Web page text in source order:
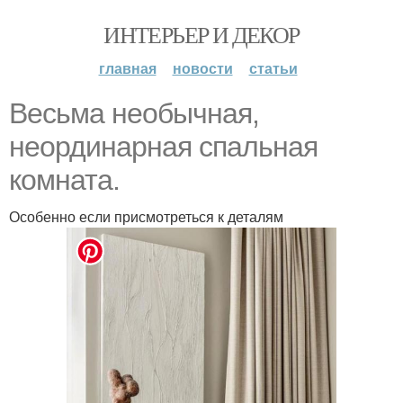
ИНТЕРЬЕР И ДЕКОР
главная новости статьи
Весьма необычная,
неординарная спальная
комната.
Особенно если присмотреться к деталям